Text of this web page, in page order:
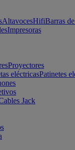
AltavocesHifiBarras
Impresoras
Proyectores
eléctricasPatinetes
Jack